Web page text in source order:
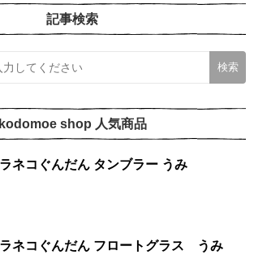
記事検索
kodomoe shop 人気商品
ノラネコぐんだん タンブラー うみ
ノラネコぐんだん フロートグラス うみ